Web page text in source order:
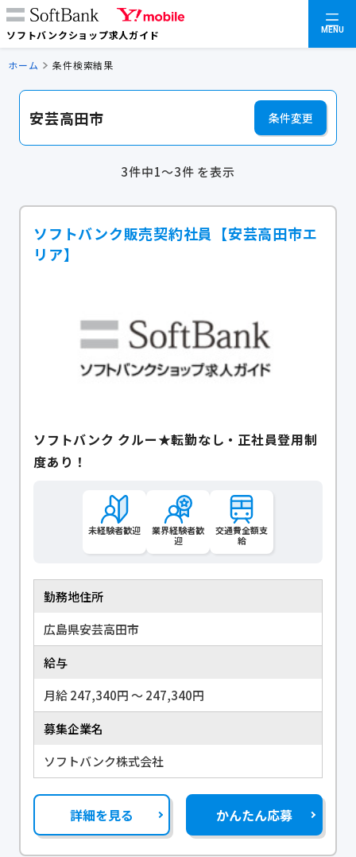
ソフトバンクショップ求人ガイド MENU
ホーム 条件検索結果
安芸高田市 条件変更
3件中1～3件 を表示
ソフトバンク販売契約社員【安芸高田市エ
リア】
ソフトバンク クルー★転勤なし・正社員登用制
度あり！
未経験者歓迎
業界経験者歓
迎
交通費全額支
給
勤務地住所
広島県安芸高田市
給与
月給 247,340円 〜 247,340円
募集企業名
ソフトバンク株式会社
詳細を見る かんたん応募